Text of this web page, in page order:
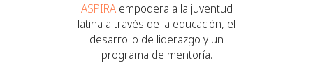
ASPIRA empodera a la juventud
latina a través de la educación, el
desarrollo de liderazgo y un
programa de mentoría.